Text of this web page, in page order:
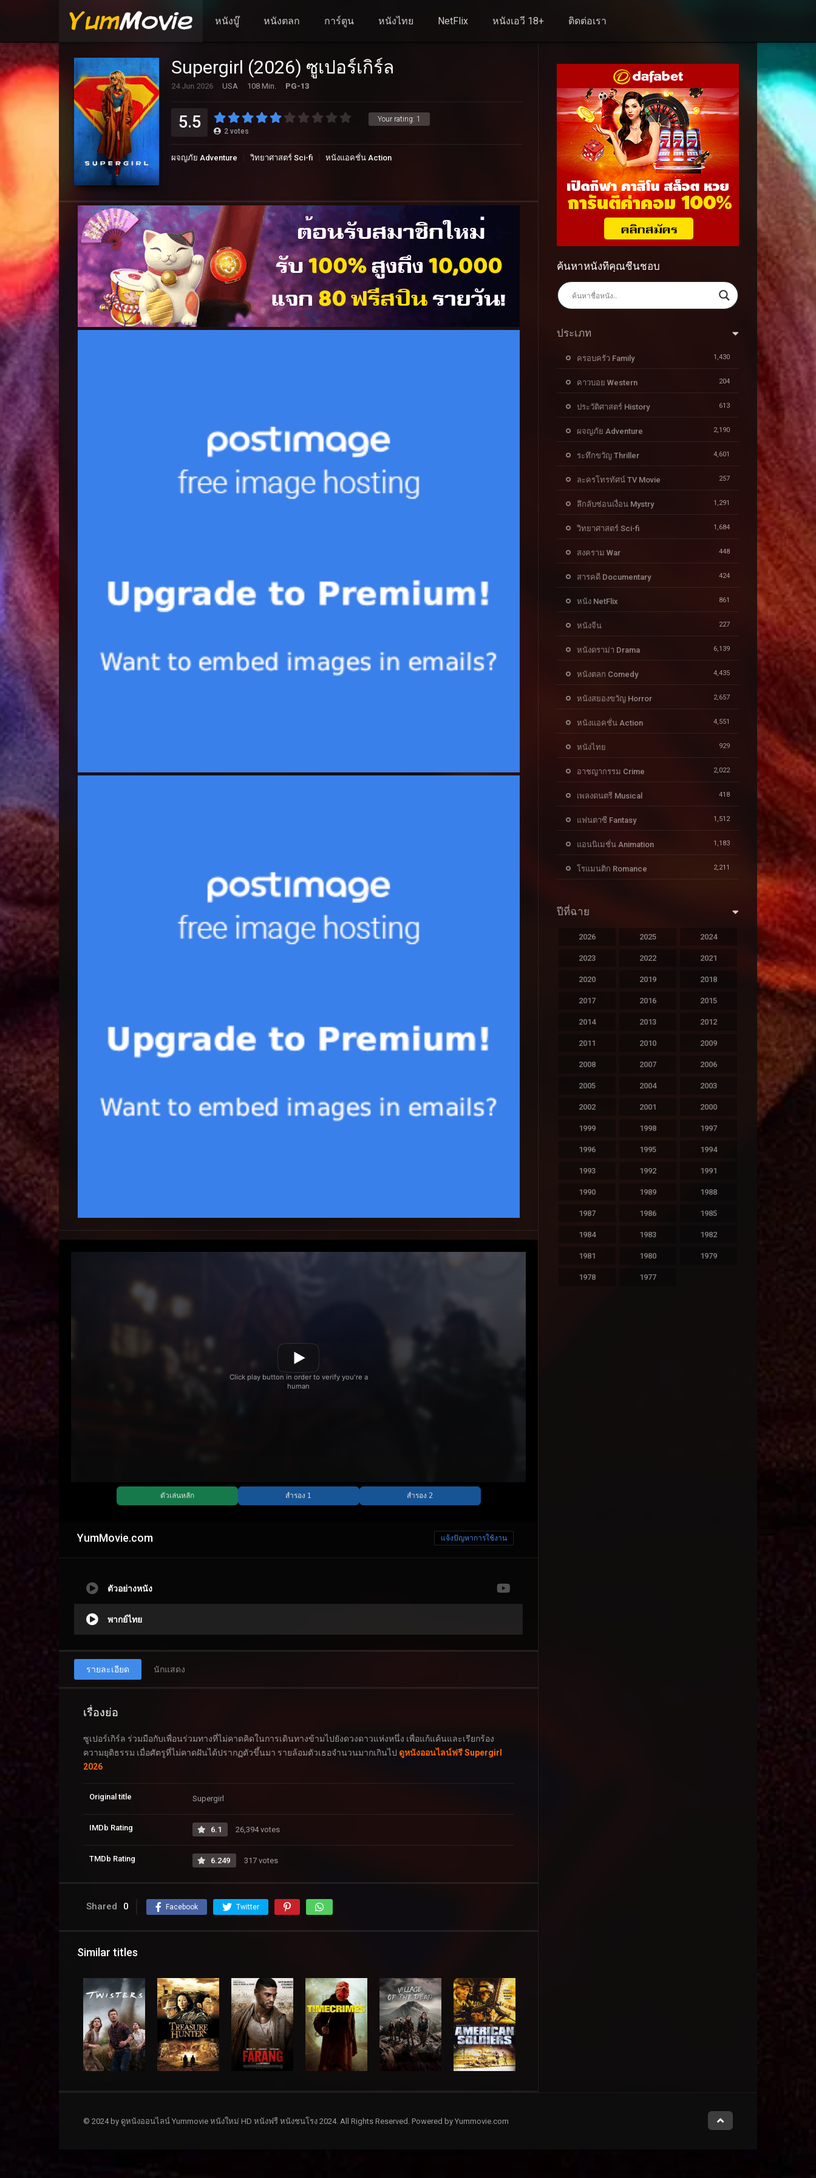
หนังบู๊ หนังตลก การ์ตูน หนังไทย NetFlix หนังเอวี 18+ ติดต่อเรา
Supergirl (2026) ซูเปอร์เกิร์ล
24 Jun 2026 USA 108 Min. PG-13
Your rating: 1
5.5 2 votes
ผจญภัย Adventure วิทยาศาสตร์ Sci-fi หนังแอคชั่น Action
YumMovie.com แจ้งปัญหาการใช้งาน
ตัวอย่างหนัง
พากย์ไทย
รายละเอียด นักแสดง
เรื่องย่อ
ซูเปอร์เกิร์ล ร่วมมือกับเพื่อนร่วมทางที่ไม่คาดคิดในการเดินทางข้ามไปยังดวงดาวแห่งหนึ่ง เพื่อแก้แค้นและเรียกร้อง
ความยุติธรรม เมื่อศัตรูที่ไม่คาดฝันได้ปรากฏตัวขึ้นมา รายล้อมตัวเธอจำนวนมากเกินไป ดูหนังออนไลน์ฟรี Supergirl
2026
Original title Supergirl
IMDb Rating 6.1 26,394 votes
TMDb Rating 6.249 317 votes
Shared 0 Facebook Twitter
Similar titles
ค้นหาหนังที่คุณชื่นชอบ
ประเภท
ครอบครัว Family 1,430
คาวบอย Western 204
ประวัติศาสตร์ History 613
ผจญภัย Adventure 2,190
ระทึกขวัญ Thriller 4,601
ละครโทรทัศน์ TV Movie 257
ลึกลับซ่อนเงื่อน Mystry 1,291
วิทยาศาสตร์ Sci-fi 1,684
สงคราม War 448
สารคดี Documentary 424
หนัง NetFlix 861
หนังจีน 227
หนังดราม่า Drama 6,139
หนังตลก Comedy 4,435
หนังสยองขวัญ Horror 2,657
หนังแอคชั่น Action 4,551
หนังไทย 929
อาชญากรรม Crime 2,022
เพลงดนตรี Musical 418
แฟนตาซี Fantasy 1,512
แอนนิเมชั่น Animation 1,183
โรแมนติก Romance 2,211
ปีที่ฉาย
2026 2025 2024
2023 2022 2021
2020 2019 2018
2017 2016 2015
2014 2013 2012
2011 2010 2009
2008 2007 2006
2005 2004 2003
2002 2001 2000
1999 1998 1997
1996 1995 1994
1993 1992 1991
1990 1989 1988
1987 1986 1985
1984 1983 1982
1981 1980 1979
1978 1977
© 2024 by ดูหนังออนไลน์ Yummovie หนังใหม่ HD หนังฟรี หนังชนโรง 2024. All Rights Reserved. Powered by Yummovie.com